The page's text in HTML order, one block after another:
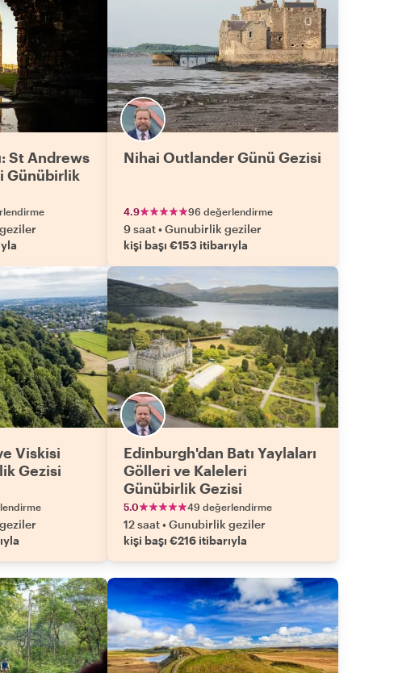
St Andrews
Günübirlik
Nihai Outlander Günü Gezisi
4.9 96 değerlendirme
9 saat•Gunubirlik geziler
kişi başı €153 itibarıyla
Viskisi
Gezisi
Edinburgh'dan Batı Yaylaları
Gölleri ve Kaleleri
Günübirlik Gezisi
5.0 49 değerlendirme
12 saat•Gunubirlik geziler
kişi başı €216 itibarıyla